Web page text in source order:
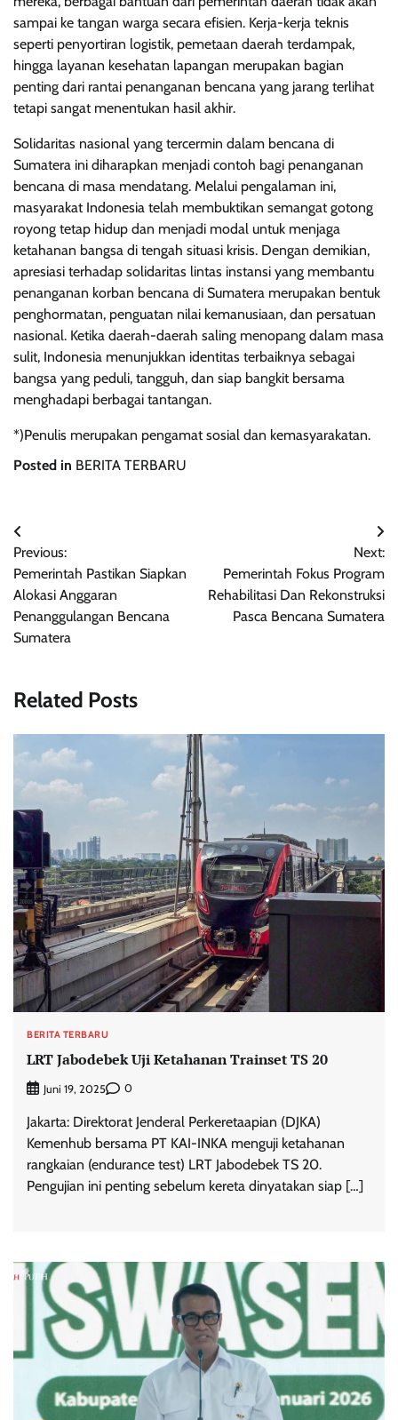
sampai ke tangan warga secara efisien. Kerja-kerja teknis
seperti penyortiran logistik, pemetaan daerah terdampak,
hingga layanan kesehatan lapangan merupakan bagian
penting dari rantai penanganan bencana yang jarang terlihat
tetapi sangat menentukan hasil akhir.
Solidaritas nasional yang tercermin dalam bencana di
Sumatera ini diharapkan menjadi contoh bagi penanganan
bencana di masa mendatang. Melalui pengalaman ini,
masyarakat Indonesia telah membuktikan semangat gotong
royong tetap hidup dan menjadi modal untuk menjaga
ketahanan bangsa di tengah situasi krisis. Dengan demikian,
apresiasi terhadap solidaritas lintas instansi yang membantu
penanganan korban bencana di Sumatera merupakan bentuk
penghormatan, penguatan nilai kemanusiaan, dan persatuan
nasional. Ketika daerah-daerah saling menopang dalam masa
sulit, Indonesia menunjukkan identitas terbaiknya sebagai
bangsa yang peduli, tangguh, dan siap bangkit bersama
menghadapi berbagai tantangan.
*)Penulis merupakan pengamat sosial dan kemasyarakatan.
Posted in BERITA TERBARU
Navigasi
pos
Previous:
Pemerintah Pastikan Siapkan
Alokasi Anggaran
Penanggulangan Bencana
Sumatera
Next:
Pemerintah Fokus Program
Rehabilitasi Dan Rekonstruksi
Pasca Bencana Sumatera
Related Posts
BERITA TERBARU
LRT Jabodebek Uji Ketahanan Trainset TS 20
Juni 19, 2025 0
Jakarta: Direktorat Jenderal Perkeretaapian (DJKA)
Kemenhub bersama PT KAI-INKA menguji ketahanan
rangkaian (endurance test) LRT Jabodebek TS 20.
Pengujian ini penting sebelum kereta dinyatakan siap […]